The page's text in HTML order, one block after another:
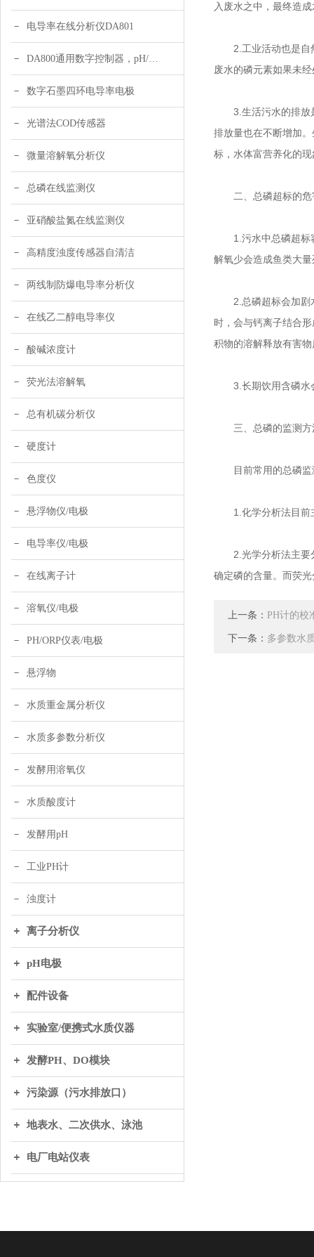
电导率在线分析仪DA801
DA800通用数字控制器，pH/DO/ORP多参数
数字石墨四环电导率电极
光谱法COD传感器
微量溶解氧分析仪
总磷在线监测仪
亚硝酸盐氮在线监测仪
高精度浊度传感器自清洁
两线制防爆电导率分析仪
在线乙二醇电导率仪
酸碱浓度计
荧光法溶解氧
总有机碳分析仪
硬度计
色度仪
悬浮物仪/电极
电导率仪/电极
在线离子计
溶氧仪/电极
PH/ORP仪表/电极
悬浮物
水质重金属分析仪
水质多参数分析仪
发酵用溶氧仪
水质酸度计
发酵用pH
工业PH计
浊度计
离子分析仪
pH电极
配件设备
实验室/便携式水质仪器
发酵PH、DO模块
污染源（污水排放口）
地表水、二次供水、泳池
电厂电站仪表
入废水之中，最终造
2.工业活动也是自然
废水的磷元素如果未
3.生活污水的排放是
排放量也在不断增加
标，水体富营养化的现
二、总磷超标的危
1.污水中总磷超标容
解氧少会造成鱼类大
2.总磷超标会加剧水
时，会与钙离子结合
积物的溶解释放有害
3.长期饮用含磷水
三、总磷的监测方
目前常用的总磷监
1.化学分析法目前主
2.光学分析法主要分
确定磷的含量。而荧
上一条： PH计的校
下一条： 多参数水